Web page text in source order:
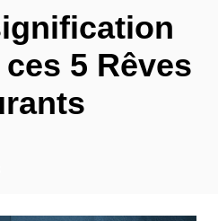
5 Rêves